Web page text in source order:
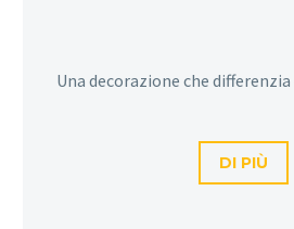
Una decorazione che
DI PIÙ